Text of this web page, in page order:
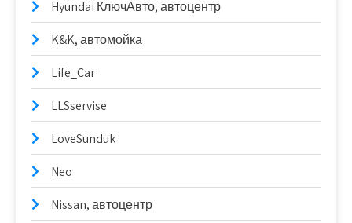
Hyundai КлючАвто, автоцентр
K&K, автомойка
Life_Car
LLSservise
LoveSunduk
Neo
Nissan, автоцентр